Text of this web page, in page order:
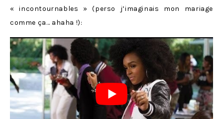
« incontournables » (perso j’imaginais mon mariage
comme ça… ahaha !):